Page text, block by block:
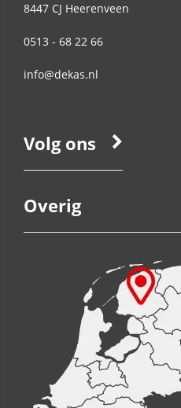
8447 CJ Heerenveen
0513 - 68 22 66
info@dekas.nl
Volg ons
Overig